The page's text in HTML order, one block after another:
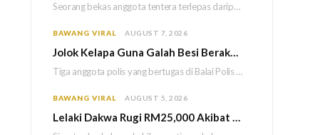
Seorang bekas anggota tentera terlepas daripada hukuman gantung selepas Mahkamah Persekutuan memutuskan untuk menggantikan hukuman…
BAWANG VIRAL AUGUST 7, 2026
Jolok Kelapa Guna Galah Besi Berakhir Tragedi, Tiga Polis Maut Terkena Renjatan Elektrik
Tiga anggota polis yang bertugas di Balai Polis Weston maut selepas dipercayai terkena renjatan elektrik…
BAWANG VIRAL AUGUST 5, 2026
Lelaki Dakwa Rugi RM25,000 Akibat Hutang Kutu, Polis Siasat Kaitan Dengan Kehilangan Tiga Beranak